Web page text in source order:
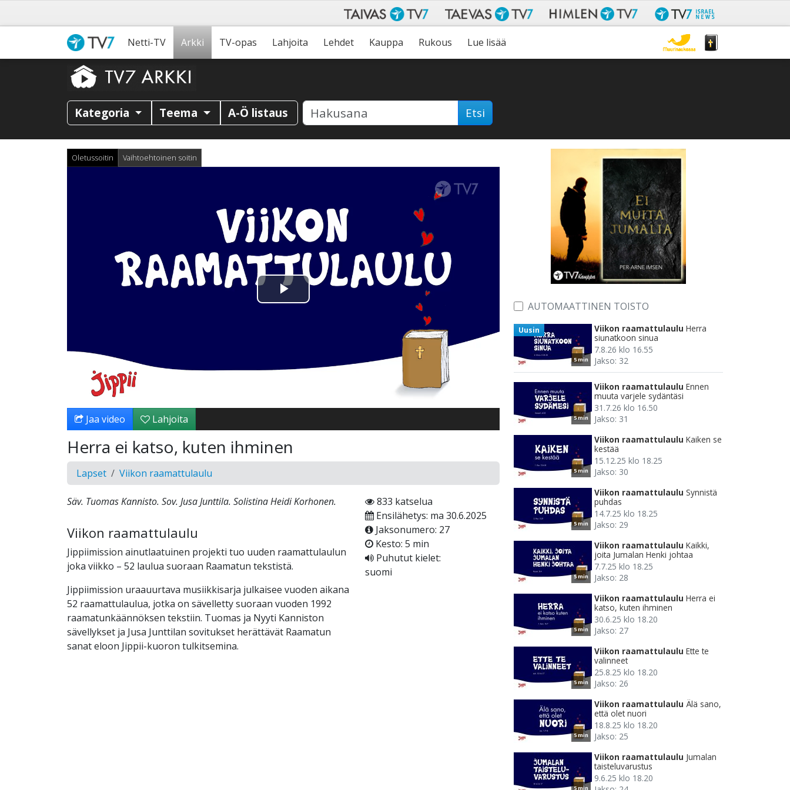
Netti-TV Arkki TV-opas Lahjoita Lehdet Kauppa Rukous Lue lisää
Kategoria Teema A-Ö listaus Etsi
Oletussoitin Vaihtoehtoinen soitin
Toista
Jaa video Lahjoita
Herra ei katso, kuten ihminen
Lapset Viikon raamattulaulu
Säv. Tuomas Kannisto. Sov. Jusa Junttila. Solistina Heidi Korhonen.
Viikon raamattulaulu
Jippiimission ainutlaatuinen projekti tuo uuden raamattulaulun
joka viikko – 52 laulua suoraan Raamatun tekstistä.
Jippiimission uraauurtava musiikkisarja julkaisee vuoden aikana
52 raamattulaulua, jotka on sävelletty suoraan vuoden 1992
raamatunkäännöksen tekstiin. Tuomas ja Nyyti Kanniston
sävellykset ja Jusa Junttilan sovitukset herättävät Raamatun
sanat eloon Jippii-kuoron tulkitsemina.
833 katselua
Ensilähetys: ma 30.6.2025
Jaksonumero: 27
Kesto: 5 min
Puhutut kielet:
suomi
AUTOMAATTINEN TOISTO
5 min
Uusin Viikon raamattulaulu Herra
siunatkoon sinua
7.8.26 klo 16.55
Jakso: 32
5 min
Viikon raamattulaulu Ennen
muuta varjele sydäntäsi
31.7.26 klo 16.50
Jakso: 31
5 min
Viikon raamattulaulu Kaiken se
kestää
15.12.25 klo 18.25
Jakso: 30
5 min
Viikon raamattulaulu Synnistä
puhdas
14.7.25 klo 18.25
Jakso: 29
5 min
Viikon raamattulaulu Kaikki,
joita Jumalan Henki johtaa
7.7.25 klo 18.25
Jakso: 28
5 min
Viikon raamattulaulu Herra ei
katso, kuten ihminen
30.6.25 klo 18.20
Jakso: 27
5 min
Viikon raamattulaulu Ette te
valinneet
25.8.25 klo 18.20
Jakso: 26
5 min
Viikon raamattulaulu Älä sano,
että olet nuori
18.8.25 klo 18.20
Jakso: 25
5 min
Viikon raamattulaulu Jumalan
taisteluvarustus
9.6.25 klo 18.20